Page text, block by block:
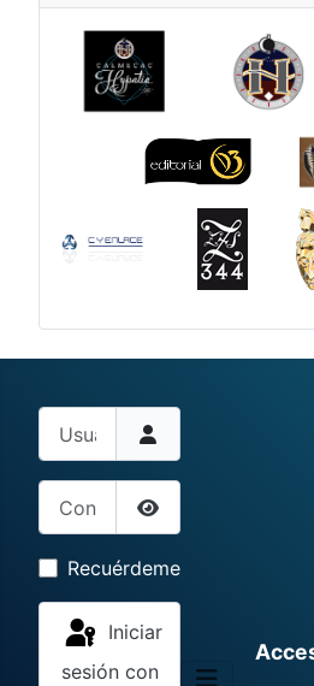
Usuario
Mostrar contraseña
Recuérdeme
sesión con